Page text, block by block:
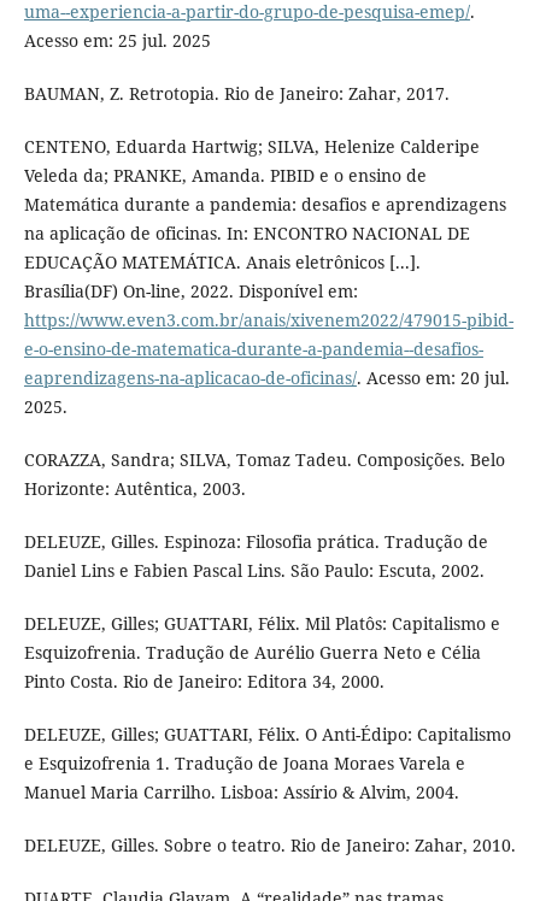
uma--experiencia-a-partir-do-grupo-de-pesquisa-emep/.
Acesso em: 25 jul. 2025
BAUMAN, Z. Retrotopia. Rio de Janeiro: Zahar, 2017.
CENTENO, Eduarda Hartwig; SILVA, Helenize Calderipe
Veleda da; PRANKE, Amanda. PIBID e o ensino de
Matemática durante a pandemia: desafios e aprendizagens
na aplicação de oficinas. In: ENCONTRO NACIONAL DE
EDUCAÇÃO MATEMÁTICA. Anais eletrônicos [...].
Brasília(DF) On-line, 2022. Disponível em:
https://www.even3.com.br/anais/xivenem2022/479015-pibid-
e-o-ensino-de-matematica-durante-a-pandemia--desafios-
eaprendizagens-na-aplicacao-de-oficinas/. Acesso em: 20 jul.
2025.
CORAZZA, Sandra; SILVA, Tomaz Tadeu. Composições. Belo
Horizonte: Autêntica, 2003.
DELEUZE, Gilles. Espinoza: Filosofia prática. Tradução de
Daniel Lins e Fabien Pascal Lins. São Paulo: Escuta, 2002.
DELEUZE, Gilles; GUATTARI, Félix. Mil Platôs: Capitalismo e
Esquizofrenia. Tradução de Aurélio Guerra Neto e Célia
Pinto Costa. Rio de Janeiro: Editora 34, 2000.
DELEUZE, Gilles; GUATTARI, Félix. O Anti-Édipo: Capitalismo
e Esquizofrenia 1. Tradução de Joana Moraes Varela e
Manuel Maria Carrilho. Lisboa: Assírio & Alvim, 2004.
DELEUZE, Gilles. Sobre o teatro. Rio de Janeiro: Zahar, 2010.